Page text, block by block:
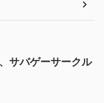
サバゲーサークル